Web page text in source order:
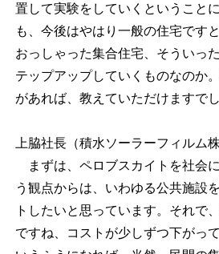
置して実験をしていくということ
も、今後はやはり一般の住宅です
おっしゃった集合住宅、そういっ
テップアップしていくものなのか
があれば、教えていただけますでし
上脇社長（積水ソーラーフィルム
まずは、ペロブスカイトを社会
う観点からは、いわゆる公共施設
トしたいと思っています。それで
ですね、コストが少しずつ下がっ